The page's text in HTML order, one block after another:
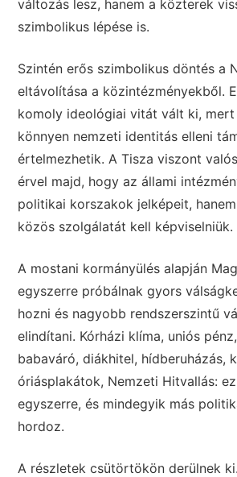
változás lesz, hanem a közterek
szimbolikus lépése is.
Szintén erős szimbolikus döntés a
eltávolítása a közintézményekből.
komoly ideológiai vitát vált ki, mert
könnyen nemzeti identitás elleni
értelmezhetik. A Tisza viszont
érvel majd, hogy az állami
politikai korszakok jelképeit,
közös szolgálatát kell képviselniük.
A mostani kormányülés alapján
egyszerre próbálnak gyors
hozni és nagyobb rendszerszintű
elindítani. Kórházi klíma, uniós
babaváró, diákhitel, hídberuházás,
óriásplakátok, Nemzeti Hitvallás:
egyszerre, és mindegyik más
hordoz.
A részletek csütörtökön derülnek